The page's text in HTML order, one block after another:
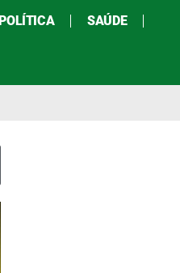
POLÍTICA SAÚDE